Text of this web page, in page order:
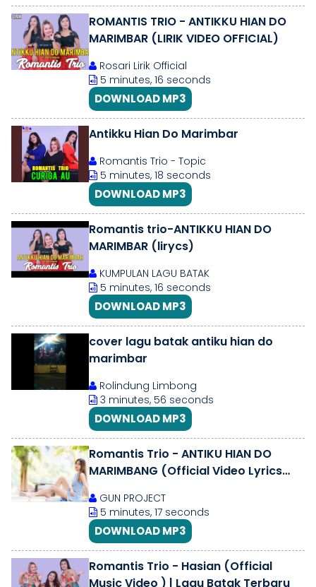
ROMANTIS TRIO - ANTIKKU HIAN DO
MARIMBAR (LIRIK VIDEO OFFICIAL)
Rosari Lirik Official
5 minutes, 16 seconds
DOWNLOAD MP3
Antikku Hian Do Marimbar
Romantis Trio - Topic
5 minutes, 18 seconds
DOWNLOAD MP3
Romantis trio-ANTIKKU HIAN DO
MARIMBAR (lirycs)
KUMPULAN LAGU BATAK
5 minutes, 16 seconds
DOWNLOAD MP3
cover lagu batak antiku hian do
marimbar
Rolindung Limbong
3 minutes, 56 seconds
DOWNLOAD MP3
Romantis Trio - ANTIKU HIAN DO
MARIMBANG (Official Video Lyrics
GUN PROJECT
5 minutes, 17 seconds
DOWNLOAD MP3
Romantis Trio - Hasian (Official
Music Video ) | Lagu Batak Terbaru